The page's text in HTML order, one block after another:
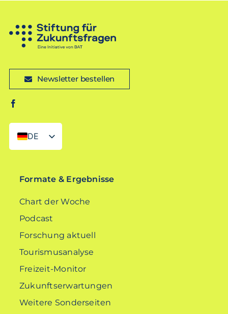
Newsletter bestellen
DE
EN
Formate & Ergebnisse
Chart der Woche
Podcast
Forschung aktuell
Tourismusanalyse
Freizeit-Monitor
Zukunftserwartungen
Weitere Sonderseiten